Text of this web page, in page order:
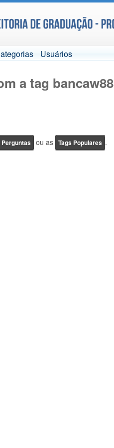
Usuários
a tag bancaw88
ou as Tags Populares .